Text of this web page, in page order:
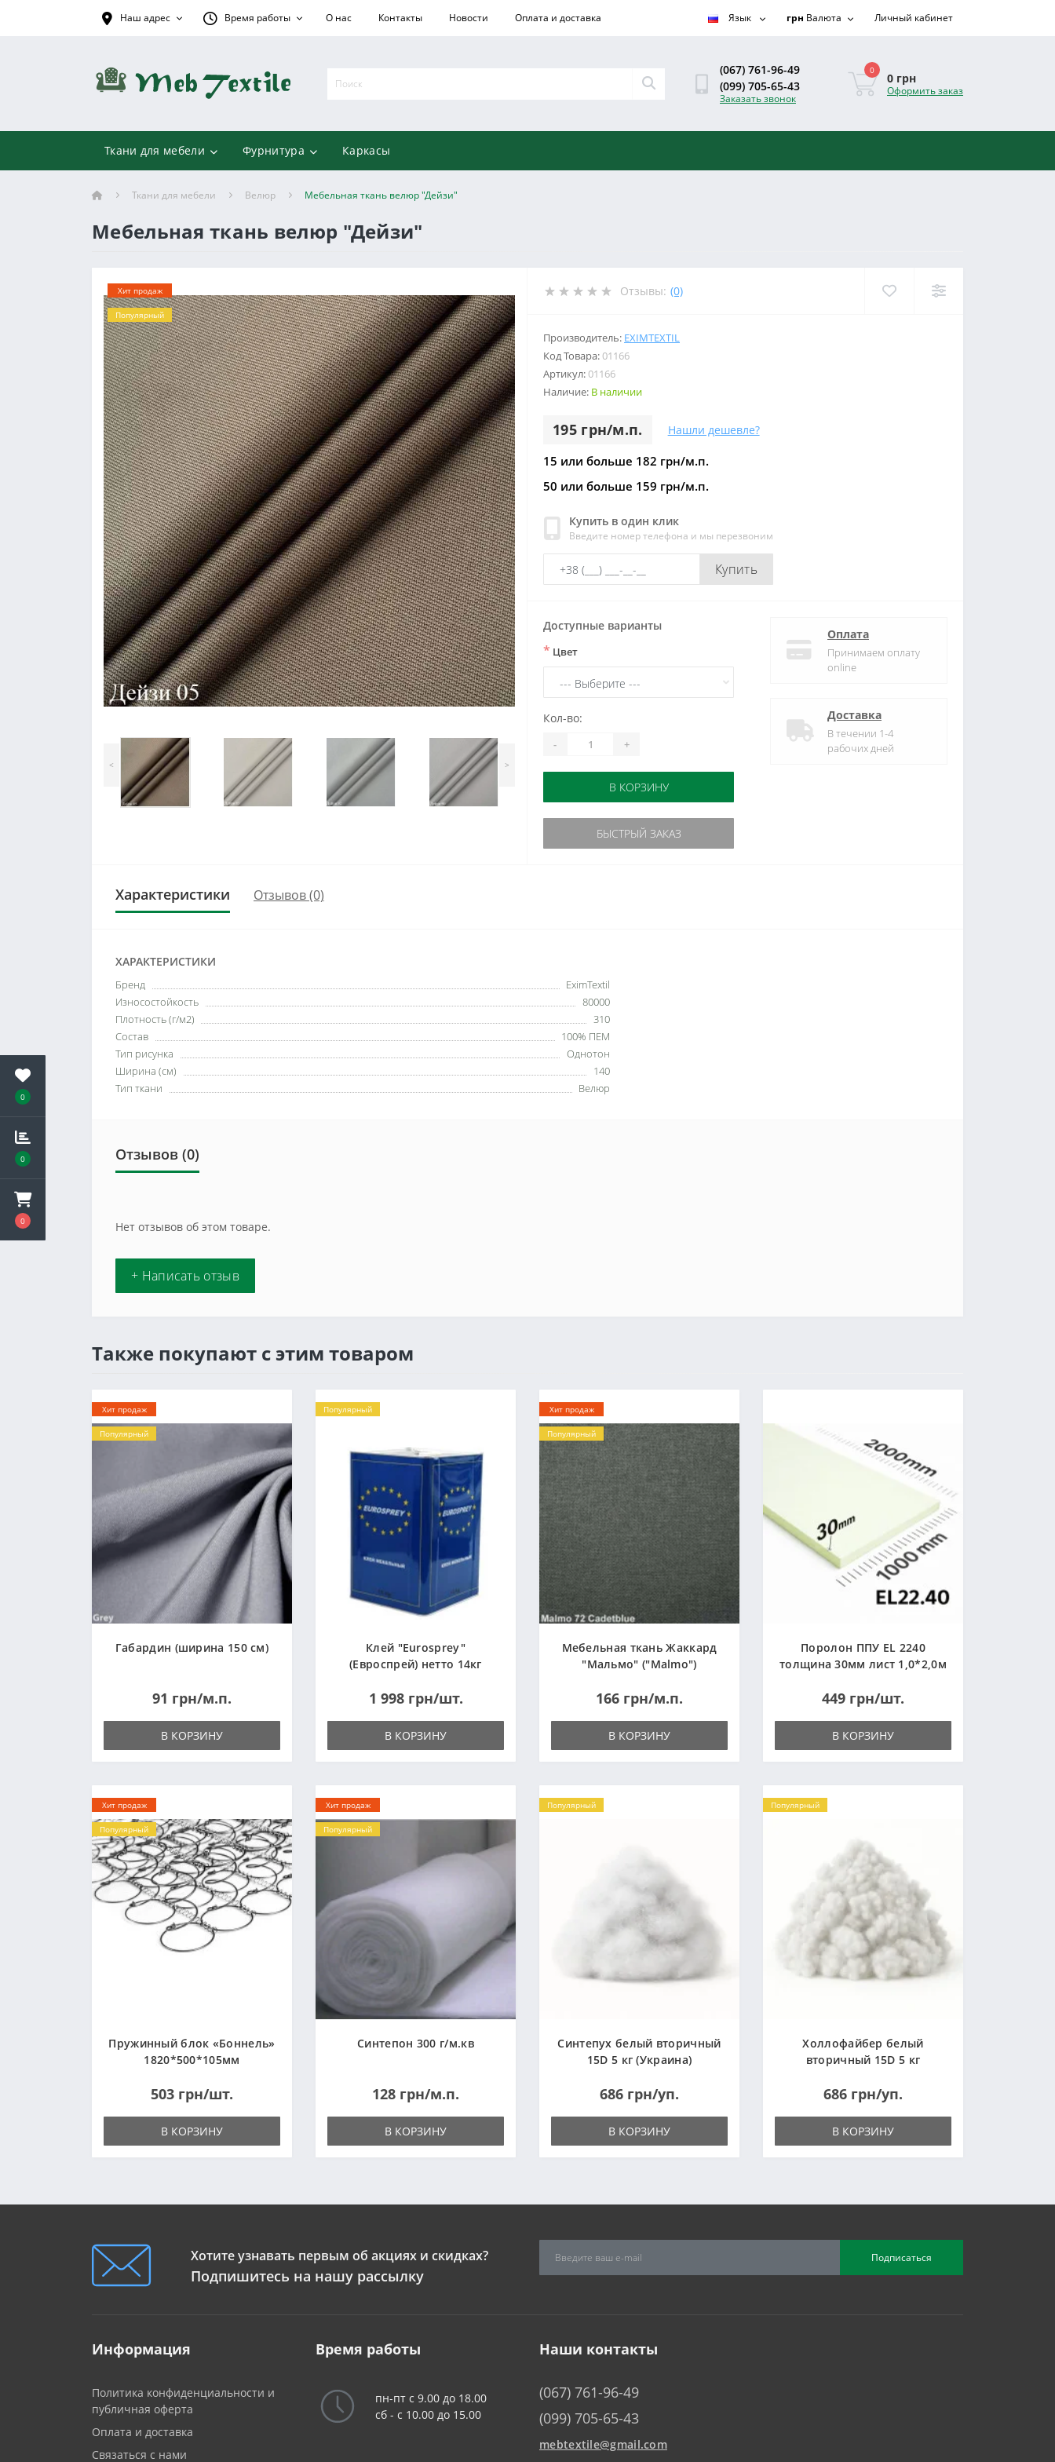
0
0
0
Наш адрес Время работы О нас Контакты Новости Оплата и доставка Язык грн Валюта Личный кабинет
(067) 761-96-49
(099) 705-65-43
Заказать звонок
0
0 грн
Оформить заказ
Ткани для мебели Фурнитура Каркасы
Ткани для мебели Велюр Мебельная ткань велюр "Дейзи"
Мебельная ткань велюр "Дейзи"
Хит продаж
Популярный
< >
Отзывы: (0)
Производитель: EXIMTEXTIL
Код Товара:01166
Артикул:01166
Наличие: В наличии
195 грн/м.п. Нашли дешевле?
15 или больше 182 грн/м.п.
50 или больше 159 грн/м.п.
Купить в один клик
Введите номер телефона и мы перезвоним
Купить
Доступные варианты
* Цвет
Кол-во:
- +
В КОРЗИНУ
БЫСТРЫЙ ЗАКАЗ
Оплата
Принимаем оплату
online
Доставка
В течении 1-4
рабочих дней
Характеристики Отзывов (0)
ХАРАКТЕРИСТИКИ
Бренд
EximTextil
Износостойкость
80000
Плотность (г/м2)
310
Состав
100% ПЕМ
Тип рисунка
Однотон
Ширина (см)
140
Тип ткани
Велюр
Отзывов (0)
Нет отзывов об этом товаре.
+ Написать отзыв
Также покупают с этим товаром
Хит продаж
Популярный
Габардин (ширина 150 см)
91 грн/м.п.
В КОРЗИНУ
Популярный
Клей "Eurosprey"
(Евроспрей) нетто 14кг
1 998 грн/шт.
В КОРЗИНУ
Хит продаж
Популярный
Мебельная ткань Жаккард
"Мальмо" ("Malmo")
166 грн/м.п.
В КОРЗИНУ
Поролон ППУ EL 2240
толщина 30мм лист 1,0*2,0м
449 грн/шт.
В КОРЗИНУ
Хит продаж
Популярный
Пружинный блок «Боннель»
1820*500*105мм
503 грн/шт.
В КОРЗИНУ
Хит продаж
Популярный
Синтепон 300 г/м.кв
128 грн/м.п.
В КОРЗИНУ
Популярный
Синтепух белый вторичный
15D 5 кг (Украина)
686 грн/уп.
В КОРЗИНУ
Популярный
Холлофайбер белый
вторичный 15D 5 кг
686 грн/уп.
В КОРЗИНУ
Хотите узнавать первым об акциях и скидках?
Подпишитесь на нашу рассылку
Подписаться
Информация
Политика конфиденциальности и
публичная оферта
Оплата и доставка
Связаться с нами
Время работы
пн-пт с 9.00 до 18.00
сб - c 10.00 до 15.00
Наши контакты
(067) 761-96-49
(099) 705-65-43
mebtextile@gmail.com